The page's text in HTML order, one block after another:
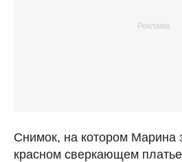
Снимок, на котором Марина
красном сверкающем